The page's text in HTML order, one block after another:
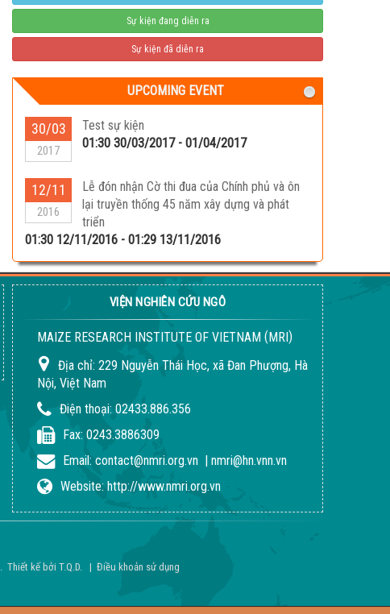
Sự kiện đang diễn ra
Sự kiện đã diễn ra
UPCOMING EVENT
30/03
2017
Test sự kiện
01:30 30/03/2017 - 01/04/2017
12/11
2016
Lễ đón nhận Cờ thi đua của Chính phủ và ôn
lại truyền thống 45 năm xây dựng và phát
triển
01:30 12/11/2016 - 01:29 13/11/2016
VIỆN NGHIÊN CỨU NGÔ
MAIZE RESEARCH INSTITUTE OF VIETNAM ( MRI )
Địa chỉ: 229 Nguyễn Thái Học, xã Đan Phượng, Hà
Nội, Việt Nam
Điện thoại: 02433.886.356
Fax: 0243.3886309
Email: contact@nmri.org.vn
nmri@hn.vnn.vn
Website: http://www.nmri.org.vn
. Thiết kế bởi T.Q.D. | Điều khoản sử dụng